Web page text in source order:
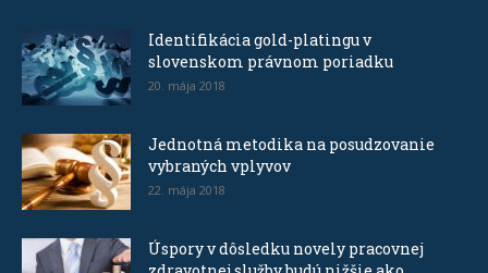
Identifikácia gold-platingu v
slovenskom právnom poriadku
20. mája 2018
Jednotná metodika na posudzovanie
vybraných vplyvov
22. mája 2018
Úspory v dôsledku novely pracovnej